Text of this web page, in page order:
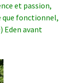
et passion,
que fonctionnel,
Eden avant